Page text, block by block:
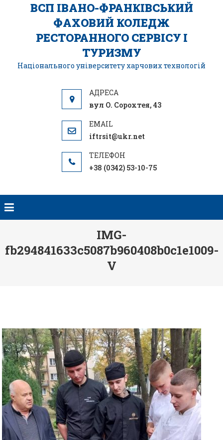
ВСП ІВАНО-ФРАНКІВСЬКИЙ
ФАХОВИЙ КОЛЕДЖ
РЕСТОРАННОГО СЕРВІСУ І
ТУРИЗМУ
Національного університету харчових технологій
вул О. Сорохтея, 43
iftrsit@ukr.net
+38 (0342) 53-10-75
IMG-
fb294841633c5087b960408b0c1e1009-
V